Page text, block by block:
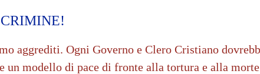
aggrediti. Ogni Governo e Clero Cristiano
modello di pace di fronte alla tortura e alla